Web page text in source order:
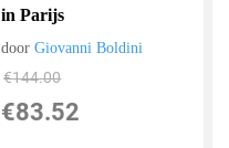
in Parijs
doorGiovanni Boldini
€144.00
€83.52